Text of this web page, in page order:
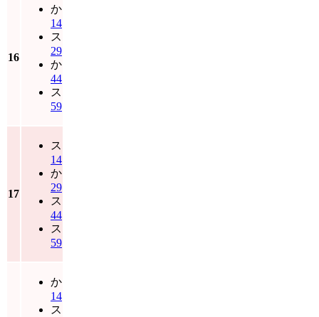
16
か
14
ス
29
か
44
ス
59
17
ス
14
か
29
ス
44
ス
59
か
14
ス